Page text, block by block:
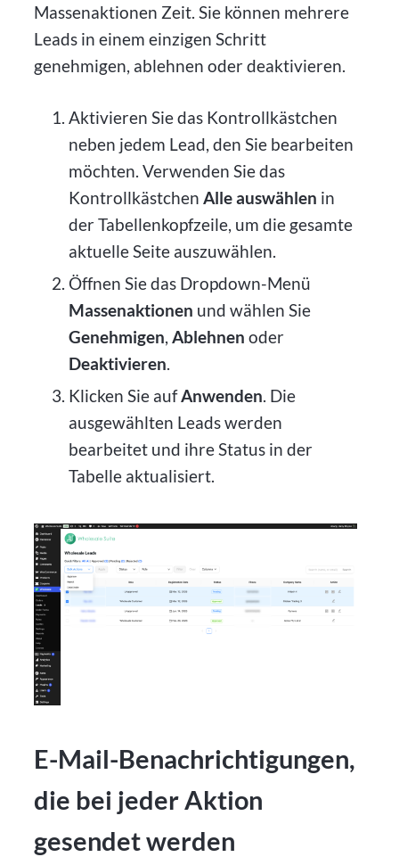
Massenaktionen Zeit. Sie können mehrere
Leads in einem einzigen Schritt
genehmigen, ablehnen oder deaktivieren.
Aktivieren Sie das Kontrollkästchen
neben jedem Lead, den Sie bearbeiten
möchten. Verwenden Sie das
Kontrollkästchen Alle auswählen in
der Tabellenkopfzeile, um die gesamte
aktuelle Seite auszuwählen.
Öffnen Sie das Dropdown-Menü
Massenaktionen und wählen Sie
Genehmigen, Ablehnen oder
Deaktivieren.
Klicken Sie aufAnwenden. Die
ausgewählten Leads werden
bearbeitet und ihre Status in der
Tabelle aktualisiert.
E-Mail-Benachrichtigungen,
die bei jeder Aktion
gesendet werden